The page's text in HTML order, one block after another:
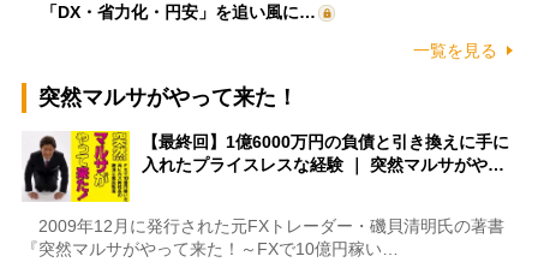
「DX・省力化・円安」を追い風に…
一覧を見る
突然マルサがやって来た！
【最終回】1億6000万円の負債と引き換えに手に
入れたプライスレスな経験 ｜ 突然マルサがや…
2009年12月に発行された元FXトレーダー・磯貝清明氏の著書
『突然マルサがやって来た！～FXで10億円稼い…